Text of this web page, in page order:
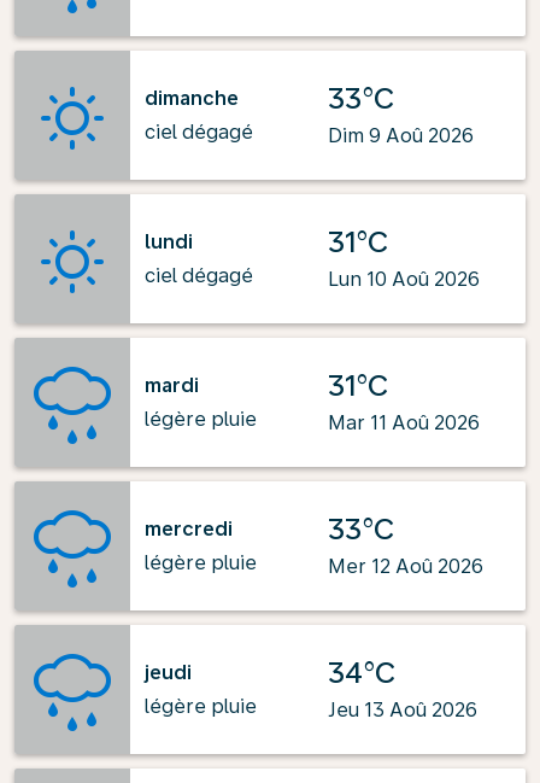
dimanche
ciel dégagé
33°C
Dim 9 Aoû 2026
lundi
ciel dégagé
31°C
Lun 10 Aoû 2026
mardi
légère pluie
31°C
Mar 11 Aoû 2026
mercredi
légère pluie
33°C
Mer 12 Aoû 2026
jeudi
légère pluie
34°C
Jeu 13 Aoû 2026